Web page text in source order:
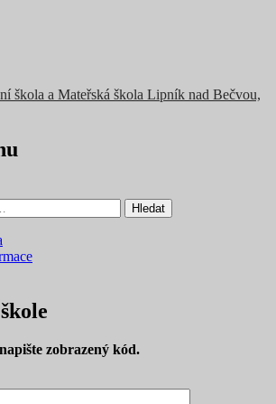
škola a Mateřská škola Lipník nad Bečvou,
zobrazený kód.